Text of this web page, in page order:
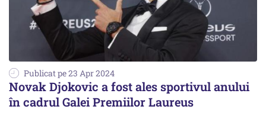
Publicat pe 23 Apr 2024
Novak Djokovic a fost ales sportivul anului
în cadrul Galei Premiilor Laureus